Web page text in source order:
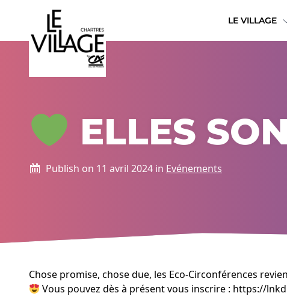
Aller au contenu
Le Village by CA Chartres &#8211; The Place by CCI 28
LE VILLAGE
ELLES
Publish on 11 avril 2024 in Evénements
Chose promise, chose due, les Eco-Circonférences
Vous pouvez dès à présent vous inscrire : https://